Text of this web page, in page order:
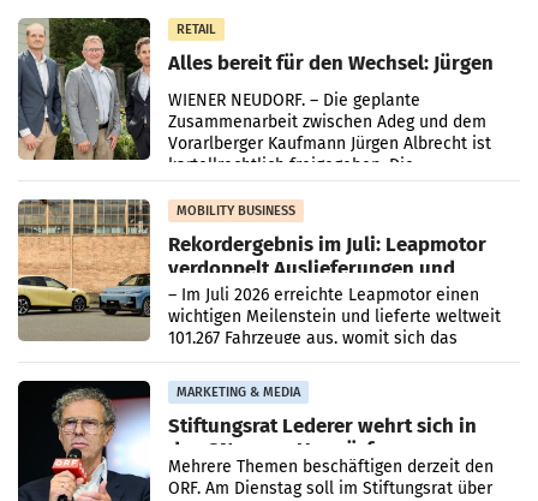
RETAIL
Alles bereit für den Wechsel: Jürgen
Albrecht setzt ab 1.1.2027 auf Adeg
WIENER NEUDORF. – Die geplante
Zusammenarbeit zwischen Adeg und dem
Vorarlberger Kaufmann Jürgen Albrecht ist
kartellrechtlich freigegeben: Die
Bundeswettbewerbsbehörde und der
Bundeskartellanwalt
MOBILITY BUSINESS
Rekordergebnis im Juli: Leapmotor
verdoppelt Auslieferungen und
überschreitet die 100.000er-Marke
– Im Juli 2026 erreichte Leapmotor einen
wichtigen Meilenstein und lieferte weltweit
101.267 Fahrzeuge aus, womit sich das
Ergebnis gegenüber Juli 2025 mehr als
verdoppelte (+102
MARKETING & MEDIA
Stiftungsrat Lederer wehrt sich in
den SN gegen Vorwürfe
Mehrere Themen beschäftigen derzeit den
ORF. Am Dienstag soll im Stiftungsrat über